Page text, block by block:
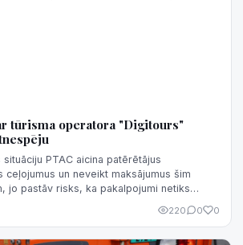
tūrisma operatora "Digitours"
PTAC aicina patērētājus
ceļojumus un neveikt maksājumus šim
jo pastāv risks, ka pakalpojumi netiks
220 0 0